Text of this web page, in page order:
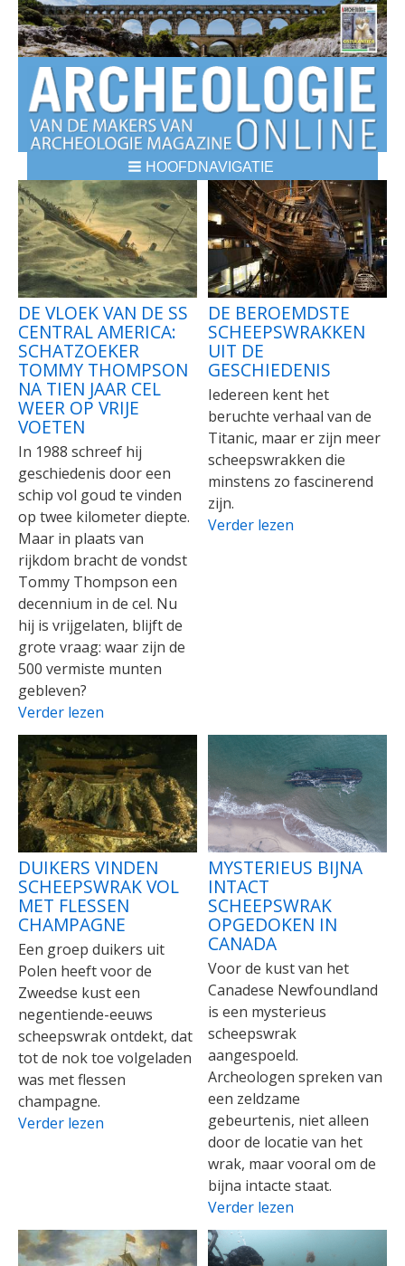
HOOFDNAVIGATIE
BREADCRUMBS
DE VLOEK VAN DE SS
CENTRAL AMERICA:
SCHATZOEKER
TOMMY THOMPSON
NA TIEN JAAR CEL
WEER OP VRIJE
VOETEN
In 1988 schreef hij
geschiedenis door een
schip vol goud te vinden
op twee kilometer diepte.
Maar in plaats van
rijkdom bracht de vondst
Tommy Thompson een
decennium in de cel. Nu
hij is vrijgelaten, blijft de
grote vraag: waar zijn de
500 vermiste munten
gebleven?
Verder lezen
DE BEROEMDSTE
SCHEEPSWRAKKEN
UIT DE
GESCHIEDENIS
Iedereen kent het
beruchte verhaal van de
Titanic, maar er zijn meer
scheepswrakken die
minstens zo fascinerend
zijn.
Verder lezen
DUIKERS VINDEN
SCHEEPSWRAK VOL
MET FLESSEN
CHAMPAGNE
Een groep duikers uit
Polen heeft voor de
Zweedse kust een
negentiende-eeuws
scheepswrak ontdekt, dat
tot de nok toe volgeladen
was met flessen
champagne.
Verder lezen
MYSTERIEUS BIJNA
INTACT
SCHEEPSWRAK
OPGEDOKEN IN
CANADA
Voor de kust van het
Canadese Newfoundland
is een mysterieus
scheepswrak
aangespoeld.
Archeologen spreken van
een zeldzame
gebeurtenis, niet alleen
door de locatie van het
wrak, maar vooral om de
bijna intacte staat.
Verder lezen